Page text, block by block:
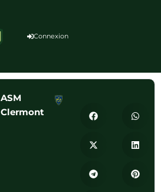
Connexion
ASM
Clermont